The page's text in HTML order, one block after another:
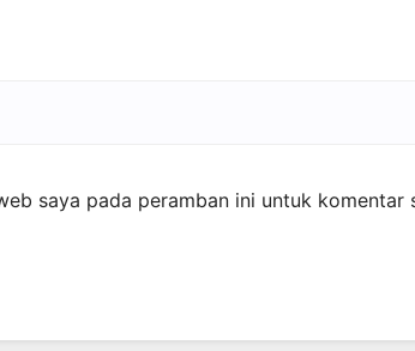
saya pada peramban ini untuk komentar